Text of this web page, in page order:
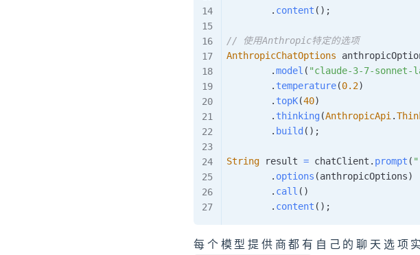
. content ( ) ;
// 使用Anthropic特定的选项
AnthropicChatOptions
.model ( "claude-3-7-sonnet-
. temperature(0.2)
. topK(40)
. thinking (AnthropicApi .
. build ( ) ;
String result = chatClient . prompt (
. options (anthropicOptions)
. call ( )
. content ( ) ;
每个模型提供商都有自己的聊天选项